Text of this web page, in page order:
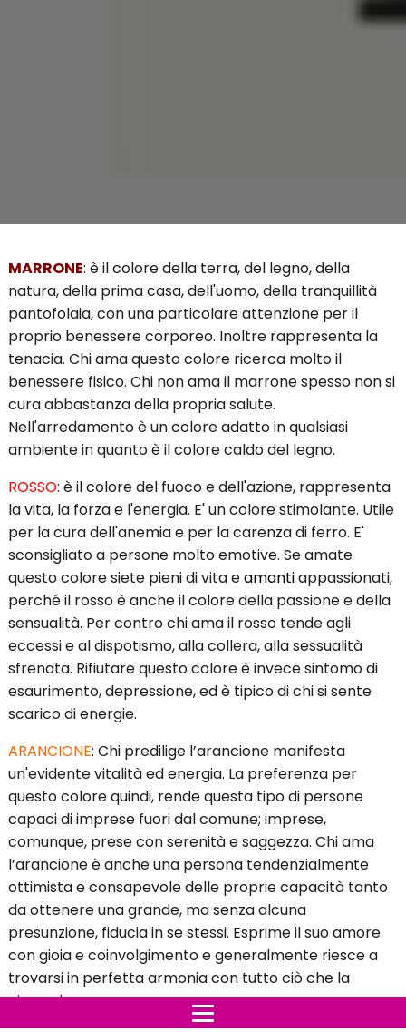
MARRONE: è il colore della terra, del legno, della
natura, della prima casa, dell'uomo, della tranquillità
pantofolaia, con una particolare attenzione per il
proprio benessere corporeo. Inoltre rappresenta la
tenacia. Chi ama questo colore ricerca molto il
benessere fisico. Chi non ama il marrone spesso non si
cura abbastanza della propria salute.
Nell'arredamento è un colore adatto in qualsiasi
ambiente in quanto è il colore caldo del legno.
ROSSO: è il colore del fuoco e dell'azione, rappresenta
la vita, la forza e l'energia. E' un colore stimolante. Utile
per la cura dell'anemia e per la carenza di ferro. E'
sconsigliato a persone molto emotive. Se amate
questo colore siete pieni di vita eamantiappassionati,
perché il rosso è anche il colore della passione e della
sensualità. Per contro chi ama il rosso tende agli
eccessi e al dispotismo, alla collera, alla sessualità
sfrenata. Rifiutare questo colore è invece sintomo di
esaurimento, depressione, ed è tipico di chi si sente
scarico di energie.
ARANCIONE: Chi predilige l’arancione manifesta
un'evidente vitalità ed energia. La preferenza per
questo colore quindi, rende questa tipo di persone
capaci di imprese fuori dal comune; imprese,
comunque, prese con serenità e saggezza. Chi ama
l’arancione è anche una persona tendenzialmente
ottimista e consapevole delle proprie capacità tanto
da ottenere una grande, ma senza alcuna
presunzione, fiducia in se stessi. Esprime il suo amore
con gioia e coinvolgimento e generalmente riesce a
trovarsi in perfetta armonia con tutto ciò che la
circonda.